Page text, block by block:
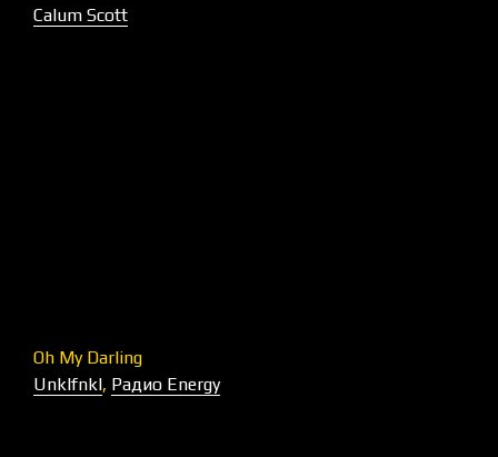
Calum Scott
Oh My Darling
Unklfnkl, Радио Energy